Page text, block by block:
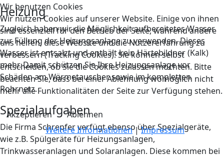
Heizung
Zugleich haben wir die Möglichkeit aufbereitetes Wasser
zur Füllung der Heizungsanlage zu verwenden. Dieses
Wasser ist entsalzt und enthält kein Härtebildner (Kalk)
mehr. Damit schützen Sie Ihre Heizungsanlage vor
Schäden am Wärmetauscher sowie im kompletten
Rohrnetz.
Spezialaufgaben
Die Firma Schrepfer verfügt ebenso über Spezialgeräte,
wie z.B. Spülgeräte für Heizungsanlagen,
Trinkwasseranlagen und Solaranlagen. Diese kommen bei
Wir benutzen Cookies
Wir nutzen Cookies auf unserer Website. Einige von ihnen
sind essenziell für den Betrieb der Seite, während andere
uns helfen, diese Website und die Nutzererfahrung zu
verbessern (Tracking Cookies). Sie können selbst
entscheiden, ob Sie die Cookies zulassen möchten. Bitte
beachten Sie, dass bei einer Ablehnung womöglich nicht
mehr alle Funktionalitäten der Seite zur Verfügung stehen.
Akzeptieren
Ablehnen
Weitere Informationen|Impressum